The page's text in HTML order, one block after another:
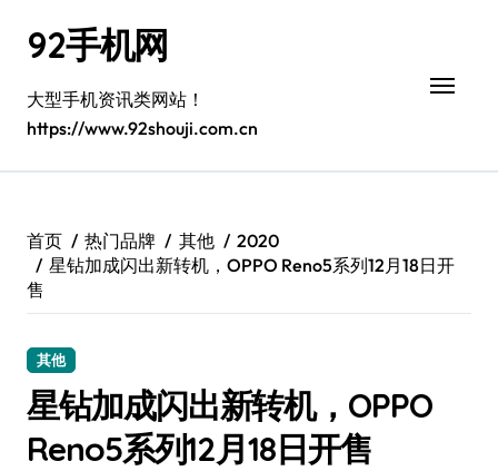
92手机网
大型手机资讯类网站！
https://www.92shouji.com.cn
首页 热门品牌 其他
2020
星钻加成闪出新转机，OPPO Reno5系列12月18日开
售
其他
星钻加成闪出新转机，OPPO
Reno5系列12月18日开售